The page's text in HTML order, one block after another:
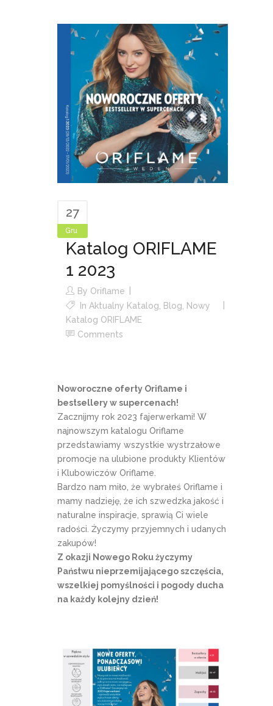
27
Gru
Katalog ORIFLAME
1 2023
By Oriflame
In Aktualny Katalog Blog
Nowy
Katalog ORIFLAME
Comments
Noworoczne oferty Oriflame i
bestsellery w supercenach!
Zacznijmy rok 2023 fajerwerkami! W
najnowszym katalogu Oriflame
przedstawiamy wszystkie wystrzałowe
promocje na ulubione produkty Klientów
i Klubowiczów Oriflame.
Bardzo nam miło, że wybrałeś Oriflame i
mamy nadzieję, że ich szwedzka jakość i
naturalne inspiracje, sprawią Ci wiele
radości. Życzymy przyjemnych i udanych
zakupów!
Z okazji Nowego Roku życzymy
Państwu nieprzemijającego szczęścia,
wszelkiej pomyślności i pogody ducha
na każdy kolejny dzień!